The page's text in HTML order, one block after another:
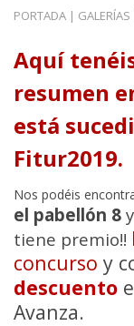
PORTADA | GALERÍAS
Aquí
resumen
está
Fitur2019.
Nos podéis
el pabellón 8
tiene premio!!
concurso y
descuento
Avanza.